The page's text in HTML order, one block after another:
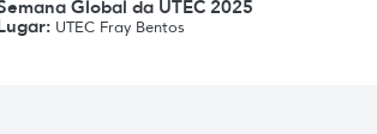
Global da UTEC 2025
UTEC Fray Bentos